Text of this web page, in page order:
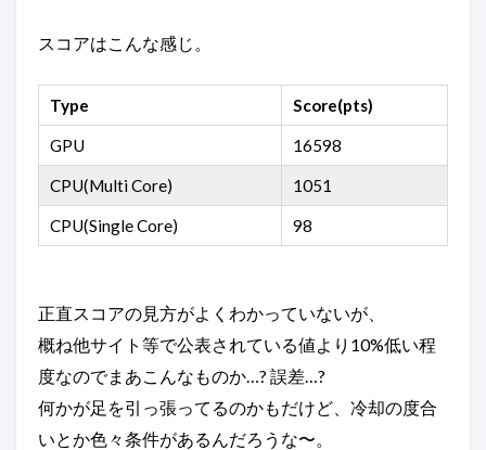
スコアはこんな感じ。
Type Score(pts)
GPU 16598
CPU(Multi Core) 1051
CPU(Single Core) 98
正直スコアの見方がよくわかっていないが、
概ね他サイト等で公表されている値より10%低い程
度なのでまあこんなものか…? 誤差…?
何かが足を引っ張ってるのかもだけど、冷却の度合
いとか色々条件があるんだろうな〜。